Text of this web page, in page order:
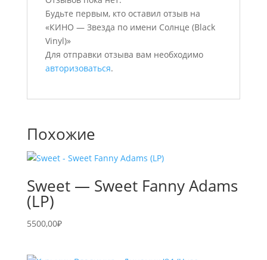
Будьте первым, кто оставил отзыв на
«КИНО — Звезда по имени Солнце (Black
Vinyl)»
Для отправки отзыва вам необходимо
авторизоваться.
Похожие
Sweet — Sweet Fanny Adams
(LP)
5500,00₽